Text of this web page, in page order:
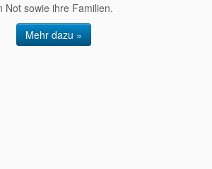
Not sowie ihre Familien.
Mehr dazu »